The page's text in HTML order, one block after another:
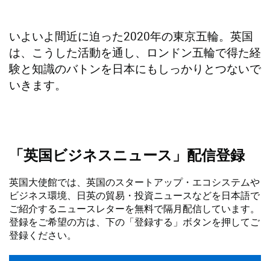
いよいよ間近に迫った2020年の東京五輪。英国
は、こうした活動を通し、ロンドン五輪で得た経
験と知識のバトンを日本にもしっかりとつないで
いきます。
「英国ビジネスニュース」配信登録
英国大使館では、英国のスタートアップ・エコシステムや
ビジネス環境、日英の貿易・投資ニュースなどを日本語で
ご紹介するニュースレターを無料で隔月配信しています。
登録をご希望の方は、下の「登録する」ボタンを押してご
登録ください。